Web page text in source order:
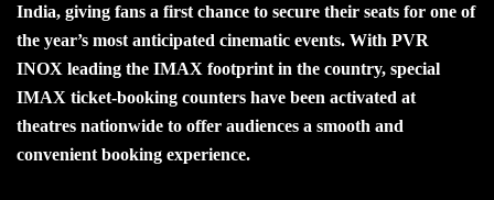
India, giving fans a first chance to secure their seats for one of
the year’s most anticipated cinematic events. With PVR
INOX leading the IMAX footprint in the country, special
IMAX ticket-booking counters have been activated at
theatres nationwide to offer audiences a smooth and
convenient booking experience.